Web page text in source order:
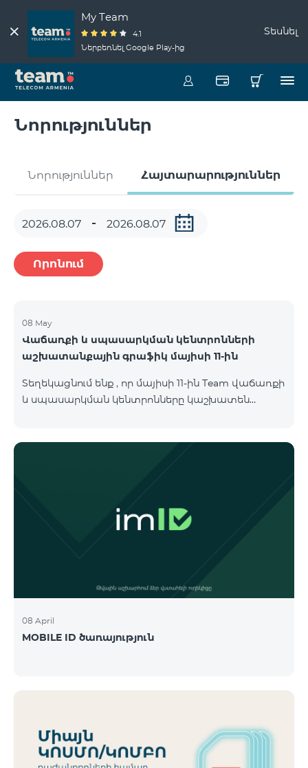
My Team
4.1
Ներբեռնել Google Play-ից
Տեսնել
Նորություններ
Նորություններ Հայտարարություններ
Որոնում
08 May
Վաճառքի և սպասարկման կենտրոնների
աշխատանքային գրաֆիկ մայիսի 11-ին
Տեղեկացնում ենք , որ մայիսի 11-ին Team վաճառքի
և սպասարկման կենտրոնները կաշխատեն
ՀԱԹ 09:00-20:00 09:00-17:00 Երևան Ազատություն
09:00-19:00 09:00-17:00 Երևան Կոմիտաս 1 09:00-
08 April
MOBILE ID ծառայություն